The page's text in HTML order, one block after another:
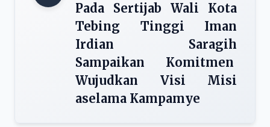
Pada Sertijab Wali Kota
Tebing Tinggi Iman
Irdian Saragih
Sampaikan Komitmen
Wujudkan Visi Misi
aselama Kampamye